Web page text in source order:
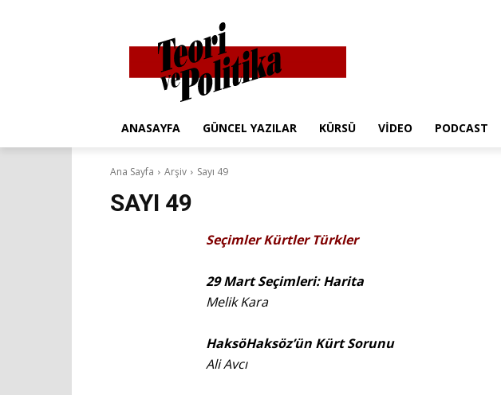
ANASAYFA GÜNCEL YAZILAR KÜRSÜ VIDEO PODCAST
Ana Sayfa Arşiv Sayı 49
SAYI 49
Seçimler Kürtler Türkler
29 Mart Seçimleri: Harita
Melik Kara
HaksöHaksöz’ün Kürt Sorunu
Ali Avcı